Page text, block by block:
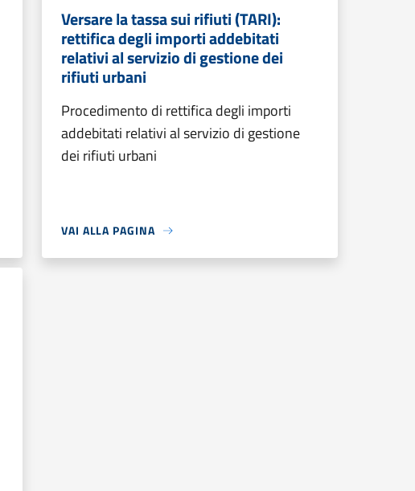
Versare la tassa sui rifiuti (TARI):
rettifica degli importi addebitati
relativi al servizio di gestione dei
rifiuti urbani
Procedimento di rettifica degli importi
addebitati relativi al servizio di gestione
dei rifiuti urbani
VAI ALLA PAGINA